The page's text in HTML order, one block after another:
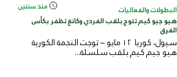
البطولات والفعاليات منذ سنتين
هيو جيو كيم تتوج بلقب الفردي وكانغ تظفر بكأس
الفرق
سيول، كوريا ١٢ مايو – توجت النجمة الكورية
هيو جيم كيم بلقب سلسلة...